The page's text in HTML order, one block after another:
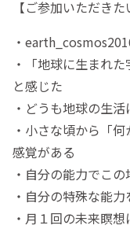
【ご参加いただきた
・
・「地球に生まれ
と感じた
・どうも地球の生
・小さな頃から「
感覚がある
・自分の能力でこ
・自分の特殊な能
・月１回の未来瞑